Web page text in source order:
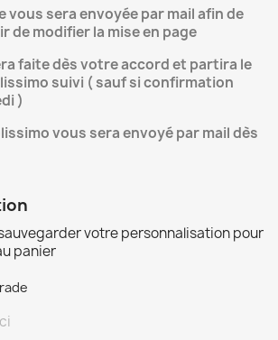
vous sera envoyée par mail afin de
de modifier la mise en page
faite dès votre accord et partira le
suivi ( sauf si confirmation
)
vous sera envoyé par mail dès
votre personnalisation pour
panier